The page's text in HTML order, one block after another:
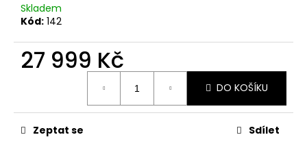
Skladem
Kód: 142
27 999 Kč
DO KOŠÍKU
Zeptat se Sdílet
D
o